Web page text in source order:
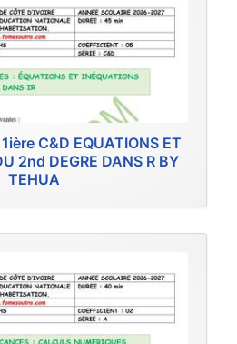
C&D EQUATIONS ET
2nd DEGRE DANS R BY
TEHUA